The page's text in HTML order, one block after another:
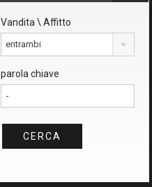
Vandita \ Affitto
entrambi
parola chiave